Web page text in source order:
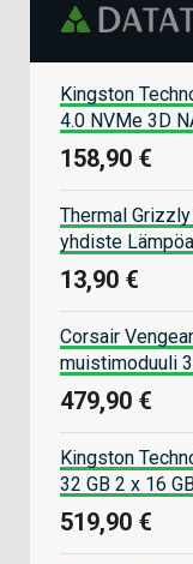
Kingston
4.0 NVMe 3D
158,90 €
Thermal
yhdiste
13,90 €
Corsair
muistimoduuli
479,90 €
Kingston
32 GB 2 x 16
519,90 €